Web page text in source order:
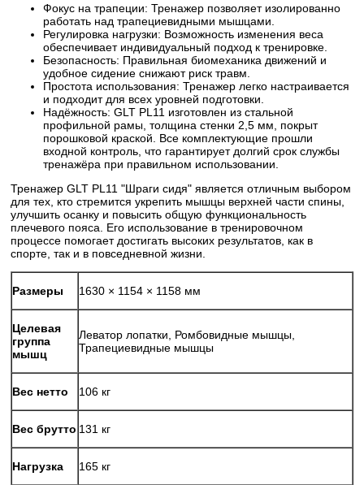
Фокус на трапеции: Тренажер позволяет изолированно
работать над трапециевидными мышцами.
Регулировка нагрузки: Возможность изменения веса
обеспечивает индивидуальный подход к тренировке.
Безопасность: Правильная биомеханика движений и
удобное сидение снижают риск травм.
Простота использования: Тренажер легко настраивается
и подходит для всех уровней подготовки.
Надёжность: GLT PL11 изготовлен из стальной
профильной рамы, толщина стенки 2,5 мм, покрыт
порошковой краской. Все комплектующие прошли
входной контроль, что гарантирует долгий срок службы
тренажёра при правильном использовании.
Тренажер GLT PL11 "Шраги сидя" является отличным выбором
для тех, кто стремится укрепить мышцы верхней части спины,
улучшить осанку и повысить общую функциональность
плечевого пояса. Его использование в тренировочном
процессе помогает достигать высоких результатов, как в
спорте, так и в повседневной жизни.
Размеры 1630 × 1154 × 1158 мм
Целевая
группа
мышц
Леватор лопатки, Ромбовидные мышцы,
Трапециевидные мышцы
Вес нетто 106 кг
Вес брутто 131 кг
Нагрузка 165 кг